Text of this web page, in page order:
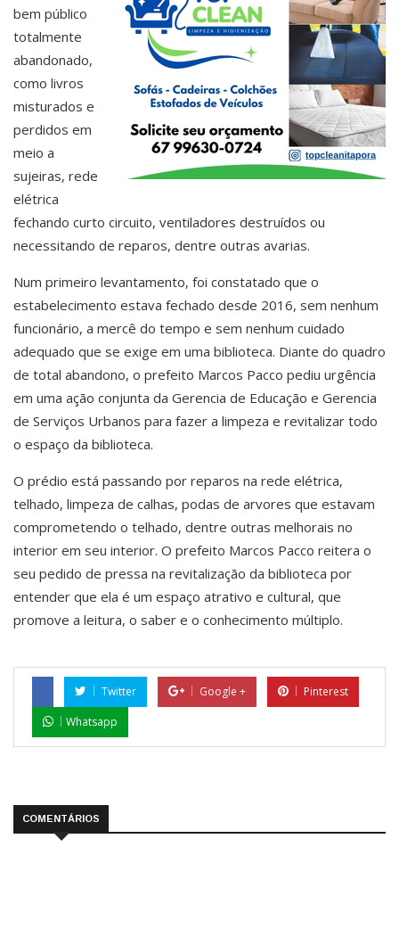
bem público
totalmente
abandonado,
como livros
misturados e
perdidos em
meio a
sujeiras, rede
elétrica
fechando curto circuito, ventiladores destruídos ou
necessitando de reparos, dentre outras avarias.
Num primeiro levantamento, foi constatado que o
estabelecimento estava fechado desde 2016, sem nenhum
funcionário, a mercê do tempo e sem nenhum cuidado
adequado que se exige em uma biblioteca. Diante do quadro
de total abandono, o prefeito Marcos Pacco pediu urgência
em uma ação conjunta da Gerencia de Educação e Gerencia
de Serviços Urbanos para fazer a limpeza e revitalizar todo
o espaço da biblioteca.
O prédio está passando por reparos na rede elétrica,
telhado, limpeza de calhas, podas de arvores que estavam
comprometendo o telhado, dentre outras melhorais no
interior em seu interior. O prefeito Marcos Pacco reitera o
seu pedido de pressa na revitalização da biblioteca por
entender que ela é um espaço atrativo e cultural, que
promove a leitura, o saber e o conhecimento múltiplo.
Twitter Google +
Pinterest
Whatsapp
COMENTÁRIOS